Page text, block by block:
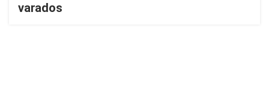
varados